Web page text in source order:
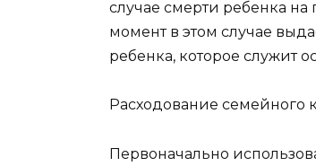
случае смерти ребенка
момент в этом случае
ребенка, которое служит
Расходование семейного
Первоначально